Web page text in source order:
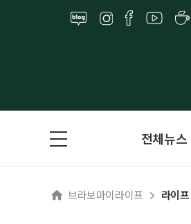
전체뉴스
브라보마이라이프 라이프